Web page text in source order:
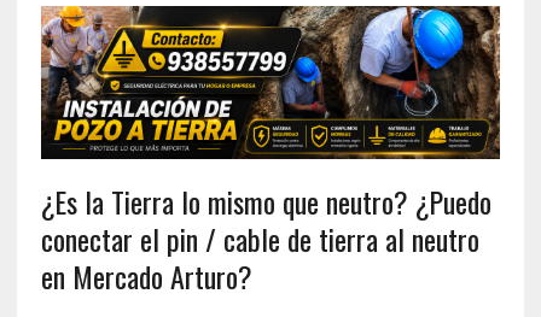
¿Es la Tierra lo mismo que neutro? ¿Puedo
conectar el pin / cable de tierra al neutro
en Mercado Arturo?